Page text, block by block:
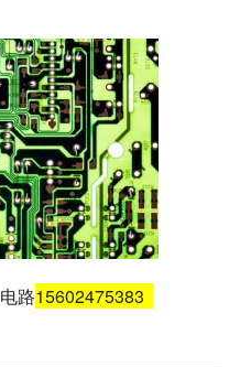
路15602475383